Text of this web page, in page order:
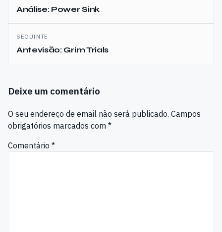
de
artigos
Análise: Power Sink
SEGUINTE
Antevisão: Grim Trials
Deixe um comentário
O seu endereço de email não será publicado. Campos
obrigatórios marcados com *
Comentário *